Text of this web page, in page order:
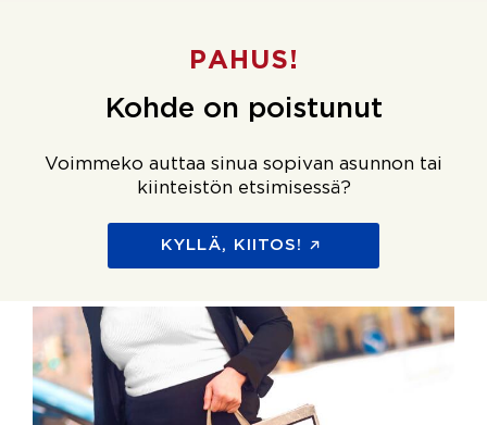
PAHUS!
Kohde on poistunut
Voimmeko auttaa sinua sopivan asunnon tai
kiinteistön etsimisessä?
KYLLÄ, KIITOS!